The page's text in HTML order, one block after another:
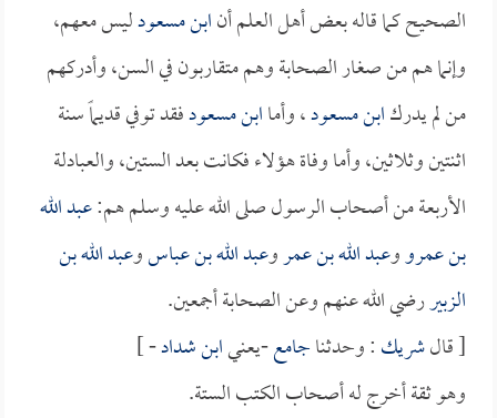
الصحيح كما قاله بعض أهل العلم أنابن مسعودليس معهم،
وإنما هم من صغار الصحابة وهم متقاربون في السن، وأدركهم
من لم يدركابن مسعود، وأماابن مسعودفقد توفي قديماً سنة
اثنتين وثلاثين، وأما وفاة هؤلاء فكانت بعد الستين، والعبادلة
الأربعة من أصحاب الرسول صلى الله عليه وسلم هم:عبد الله
بن عمرووعبد الله بن عمروعبد الله بن عباسوعبد الله بن
الزبيررضي الله عنهم وعن الصحابة أجمعين.
[ قالشريك: وحدثناجامع-يعنيابن شداد- ]
وهو ثقة أخرج له أصحاب الكتب الستة.